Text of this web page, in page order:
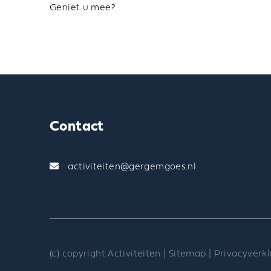
Geniet u mee?
Contact
activiteiten@gergemgoes.nl
(c) copyright Activiteiten | Sitemap